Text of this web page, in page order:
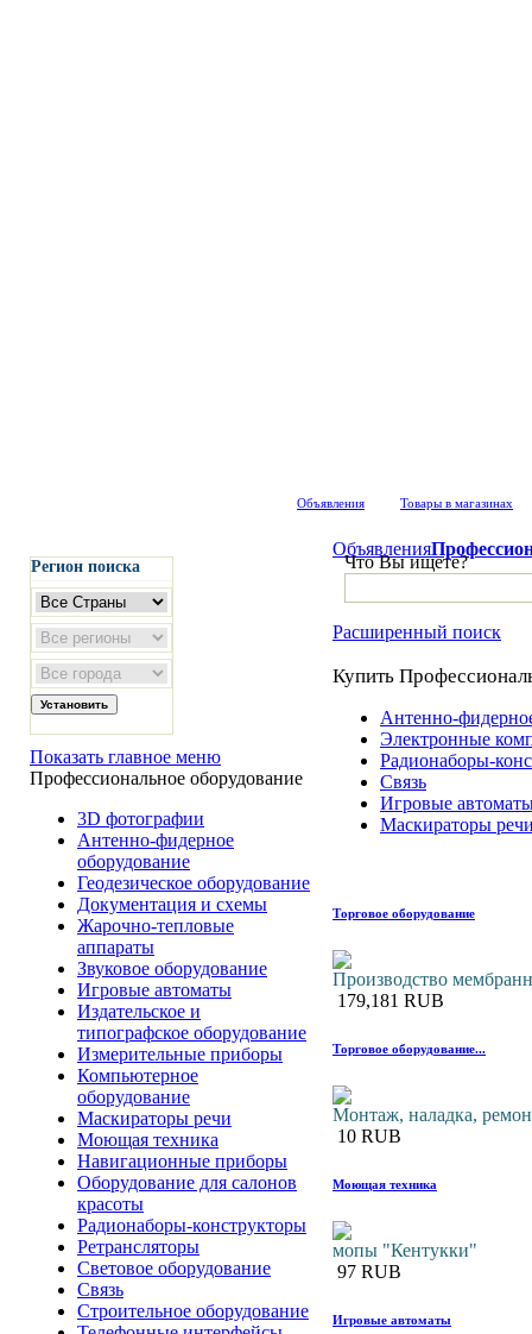
Объявления Товары в магазинах
Регион поиска
Показать главное меню
Профессиональное оборудование
3D фотографии
Антенно-фидерное
оборудование
Геодезическое оборудование
Документация и схемы
Жарочно-тепловые
аппараты
Звуковое оборудование
Игровые автоматы
Издательское и
типографское оборудование
Измерительные приборы
Компьютерное
оборудование
Маскираторы речи
Моющая техника
Навигационные приборы
Оборудование для салонов
красоты
Радионаборы-конструкторы
Ретрансляторы
Световое оборудование
Связь
Строительное оборудование
Объявления
Что Вы ищете?
Расширенный поиск
Купить
Антенно-
Электронные
Радионаборы-
Связь
Игровые
Маскираторы
Торговое оборудование
Производство
179,181 RUB
Торговое оборудование...
Монтаж, наладка,
10 RUB
Моющая техника
мопы "Кентукки"
97 RUB
Игровые автоматы